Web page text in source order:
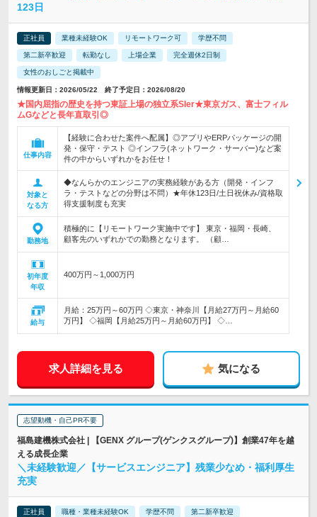
123日
正社員 業種未経験OK リモートワーク可 学歴不問
第二新卒歓迎 転勤なし 上場企業 完全週休2日制
女性のおしごと掲載中
情報更新日：2026/05/22 終了予定日：2026/08/20
★国内屈指の歴史を持つ東証上場の独立系SIer★東京ガス、富士フィル
ムGなどと長年直取引◎
仕事内容
【経験に合わせた案件へ配属】◎アプリやERPパッケージの開
発・保守・テスト ◎インフラ(ネットワーク・サーバー)など案
件の中からいずれかをお任せ！
対象と
なる方
◆なんらかのエンジニアの実務経験がある方（開発・インフ
ラ・テストなどの分野は不問）★年休123日/土日祝休み/資格取
得支援制度も充実
勤務地
積極的に【リモートワーク実施中です】 東京・福岡・長崎、
顧客先のいずれかでの勤務となります。 （顧…
初年度
年収
400万円～1,000万円
給与
月給：25万円～60万円 ◇東京・神奈川【月給27万円～月給60
万円】 ◇福岡【月給25万円～月給60万円】 ◇…
求人詳細を見る 気になる
志望動機・自己PR不要
福島建機株式会社 | 【GENX グループ(ゲンクスグループ)】創業47年を越
える成長企業
＼未経験歓迎／【サービスエンジニア】残業少なめ・福利厚生
充実
正社員 職種・業種未経験OK 学歴不問 第二新卒歓迎